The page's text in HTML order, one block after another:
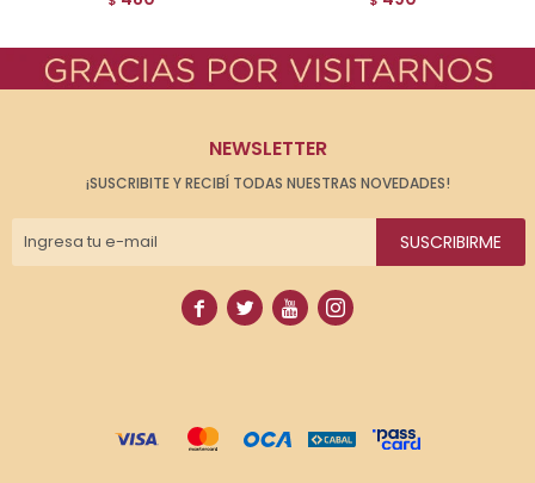
NEWSLETTER
¡SUSCRIBITE Y RECIBÍ TODAS NUESTRAS NOVEDADES!
SUSCRIBIRME
   